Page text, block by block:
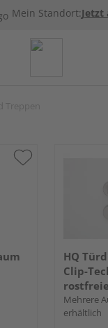
Mein Standort:Jetzt
HQ
Clip-
fest
Mehrere
erhältlich